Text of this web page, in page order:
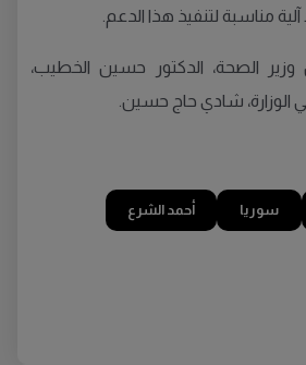
مناسبة لتنفيذ هذا الدعم.
الصحة، الدكتور حسين الخطيب،
الوزارة، شادي حاج حسين.
سوريا أحمد الشرع